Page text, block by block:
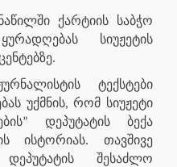
ქარტიის საბჭო
სიუჟეტის
ტექსტები
უქმნის, რომ სიუჟეტი
დეპუტატის ბექა
ისტორიას. თავშივე
დეპუტატის შესაძლო